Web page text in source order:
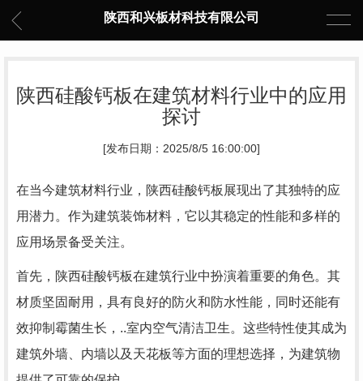
陕西和兴板材科技有限公司
陕西硅酸钙板在建筑材料行业中的应用
探讨
[发布日期：2025/8/5 16:00:00]
在当今建筑材料行业，陕西硅酸钙板展现出了其独特的应
用潜力。作为建筑装饰材料，它以其稳定的性能和多样的
应用场景备受关注。
首先，陕西硅酸钙板在建筑行业中扮演着重要的角色。其
材质坚固耐用，具有良好的防火和防水性能，同时还能有
效抑制霉菌生长，..室内空气清洁卫生。这些特性使其成为
建筑外墙、内墙以及天花板等方面的理想选择，为建筑物